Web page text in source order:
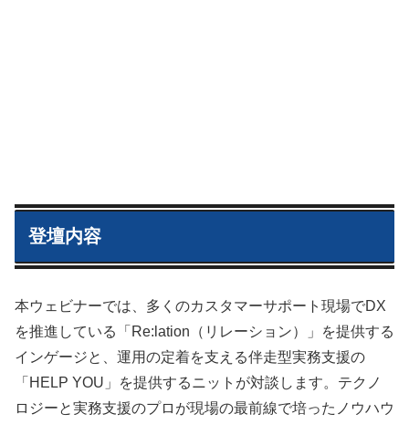
登壇内容
本ウェビナーでは、多くのカスタマーサポート現場でDX
を推進している「Re:lation（リレーション）」を提供する
インゲージと、運用の定着を支える伴走型実務支援の
「HELP YOU」を提供するニットが対談します。テクノ
ロジーと実務支援のプロが現場の最前線で培ったノウハウ